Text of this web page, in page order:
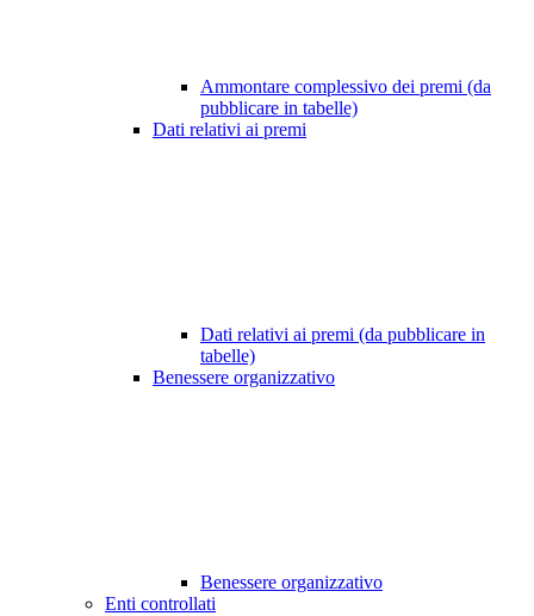
Ammontare complessivo dei premi (da
pubblicare in tabelle)
Dati relativi ai premi
Dati relativi ai premi (da pubblicare in
tabelle)
Benessere organizzativo
Benessere organizzativo
Enti controllati